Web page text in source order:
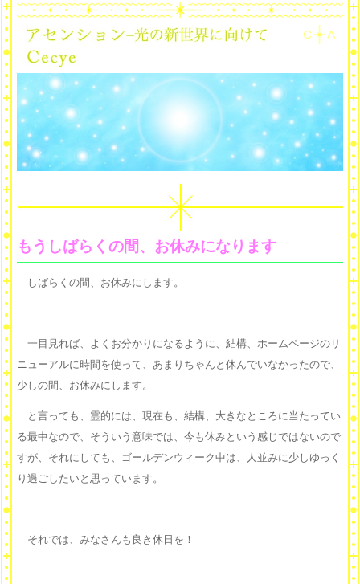
もうしばらくの間、お休みになります
しばらくの間、お休みにします。
一目見れば、よくお分かりになるように、結構、ホームページのリ
ニューアルに時間を使って、あまりちゃんと休んでいなかったので、
少しの間、お休みにします。
と言っても、霊的には、現在も、結構、大きなところに当たってい
る最中なので、そういう意味では、今も休みという感じではないので
すが、それにしても、ゴールデンウィーク中は、人並みに少しゆっく
り過ごしたいと思っています。
それでは、みなさんも良き休日を！